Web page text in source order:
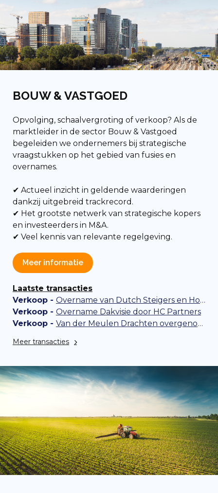
BOUW & VASTGOED
Opvolging, schaalvergroting of verkoop? Als de
marktleider in de sector Bouw & Vastgoed
begeleiden we ondernemers bij strategische
vraagstukken op het gebied van fusies en
overnames.
✔ Actueel inzicht in geldende waarderingen
dankzij uitgebreid trackrecord.
✔ Het grootste netwerk van strategische kopers
en investeerders in M&A.
✔ Veel kennis van relevante regelgeving.
Meer informatie
Laatste transacties
Verkoop - Overname van Dutch Steigers en Hollandia Steigerverhuur door Gilde Equity Management
Verkoop - Overname Dakvisie door HC Partners
Verkoop - Van der Meulen Drachten overgenomen door Van Veen Tegels & Sanitair
Meer transacties